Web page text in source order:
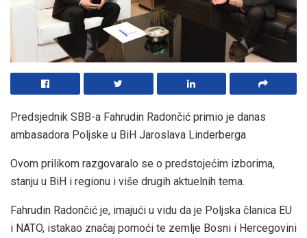
Predsjednik SBB-a Fahrudin Radončić primio je danas
ambasadora Poljske u BiH Jaroslava Linderberga
Ovom prilikom razgovaralo se o predstojećim izborima,
stanju u BiH i regionu i više drugih aktuelnih tema.
Fahrudin Radončić je, imajući u vidu da je Poljska članica EU
i NATO, istakao značaj pomoći te zemlje Bosni i Hercegovini